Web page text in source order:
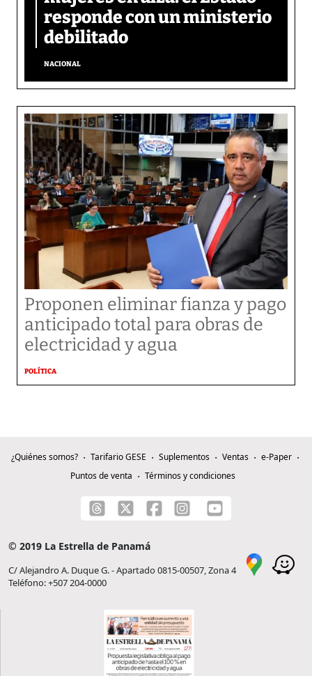
responde con un ministerio
debilitado
NACIONAL
Proponen eliminar fianza y pago
anticipado total para obras de
electricidad y agua
POLÍTICA
¿Quiénes somos? Tarifario GESE Suplementos Ventas
e-Paper
Puntos de venta
Términos y condiciones
© 2019 La Estrella de Panamá
C/ Alejandro A. Duque G. - Apartado 0815-00507, Zona 4
Teléfono: +507 204-0000